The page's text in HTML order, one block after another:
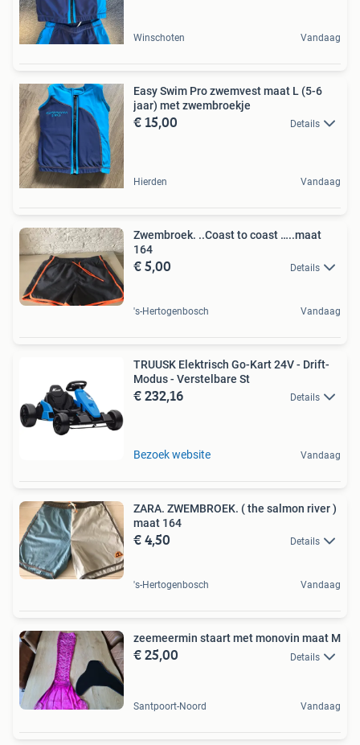
Winschoten Vandaag
Easy Swim Pro zwemvest maat L (5-6
jaar) met zwembroekje
€ 15,00 Details
Hierden Vandaag
Zwembroek. ..Coast to coast …..maat
164
€ 5,00 Details
's-Hertogenbosch Vandaag
TRUUSK Elektrisch Go-Kart 24V - Drift-
Modus - Verstelbare St
€ 232,16 Details
Bezoek website Vandaag
ZARA. ZWEMBROEK. ( the salmon river )
maat 164
€ 4,50 Details
's-Hertogenbosch Vandaag
zeemeermin staart met monovin maat M
€ 25,00 Details
Santpoort-Noord Vandaag